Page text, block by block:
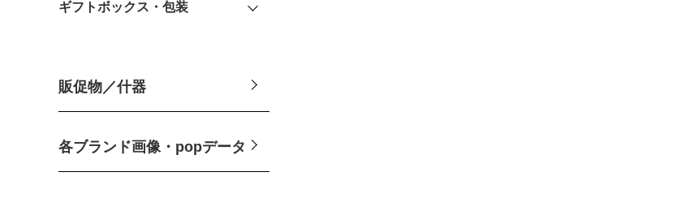
ギフトボックス・包装
販促物／什器
各ブランド画像・popデータ